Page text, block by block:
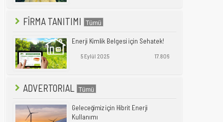
FİRMA TANITIMI
Enerji Kimlik Belgesi için Sehatek!
5 Eylül 2025 17.806
ADVERTORIAL
Geleceğimiz için Hibrit Enerji
Kullanımı